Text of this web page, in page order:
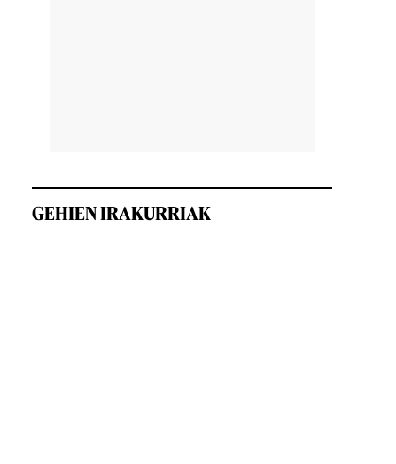
GEHIEN IRAKURRIAK